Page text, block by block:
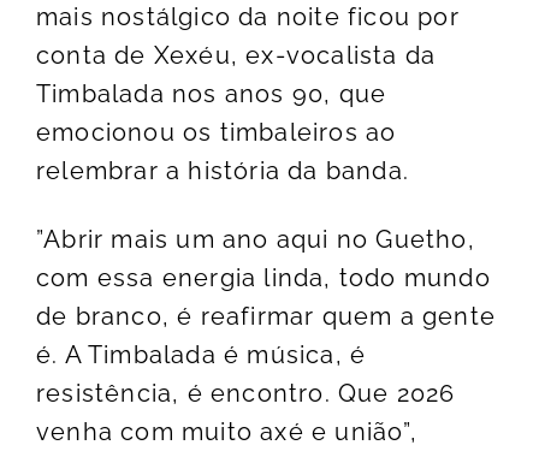
mais nostálgico da noite ficou por
conta de Xexéu, ex-vocalista da
Timbalada nos anos 90, que
emocionou os timbaleiros ao
relembrar a história da banda.
”Abrir mais um ano aqui no Guetho,
com essa energia linda, todo mundo
de branco, é reafirmar quem a gente
é. A Timbalada é música, é
resistência, é encontro. Que 2026
venha com muito axé e união”,